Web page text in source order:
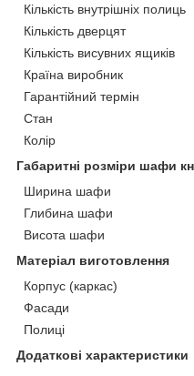
Кількість внутрішніх полиць
Кількість дверцят
Кількість висувних ящиків
Країна виробник
Гарантійний термін
Стан
Колір
Габаритні розміри шафи
Ширина шафи
Глибина шафи
Висота шафи
Матеріал виготовлення
Корпус (каркас)
Фасади
Полиці
Додаткові характеристики